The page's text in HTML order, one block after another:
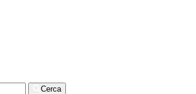
Cerca